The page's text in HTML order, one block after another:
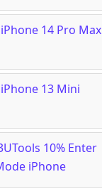
14 Pro Max
13 Mini
10% Enter
iPhone